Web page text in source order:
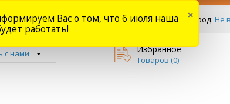
Ваш город: Не
Наши магазины Форум Отзывы
с нами Избранное
Товаров (0)
Вас о том, что 6 июля наша
работать!
×